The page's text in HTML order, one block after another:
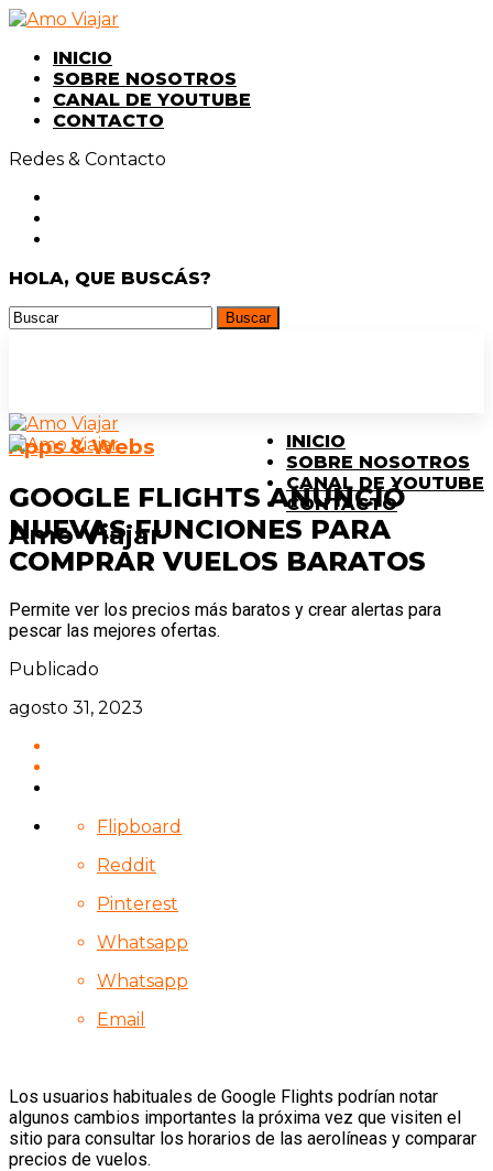
INICIO
SOBRE NOSOTROS
CANAL DE YOUTUBE
CONTACTO
Redes & Contacto
HOLA, QUE BUSCÁS?
Amo Viajar
INICIO
SOBRE NOSOTROS
CANAL DE YOUTUBE
CONTACTO
Apps & Webs
GOOGLE FLIGHTS ANUNCIÓ
NUEVAS FUNCIONES PARA
COMPRAR VUELOS BARATOS
Permite ver los precios más baratos y crear alertas para
pescar las mejores ofertas.
Publicado
agosto 31, 2023
Flipboard
Reddit
Pinterest
Whatsapp
Whatsapp
Email
Los usuarios habituales de Google Flights podrían notar
algunos cambios importantes la próxima vez que visiten el
sitio para consultar los horarios de las aerolíneas y comparar
precios de vuelos.